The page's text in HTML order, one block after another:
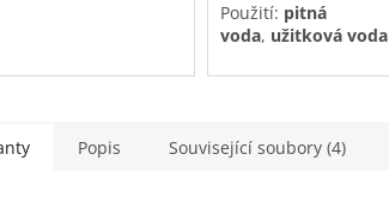
Použití: pitná
voda, užitková voda
Popis Související soubory (4)